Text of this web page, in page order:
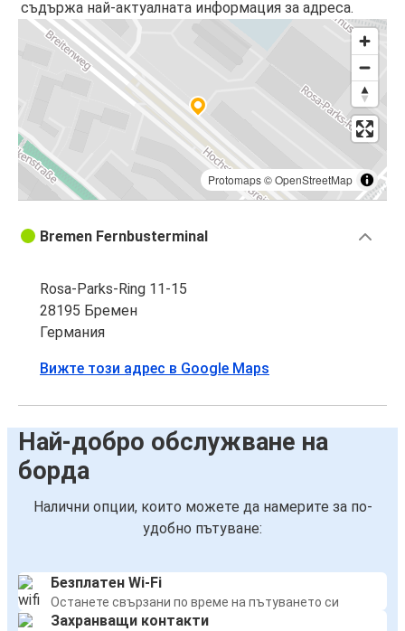
съдържа най-актуалната информация за адреса.
Protomaps©OpenStreetMap
Bremen Fernbusterminal
Rosa-Parks-Ring 11-15
28195 Бремен
Германия
Вижте този адрес в Google Maps
Най-добро обслужване на
борда
Налични опции, които можете да намерите за по-
удобно пътуване:
Безплатен Wi-Fi
Останете свързани по време на пътуването си
Захранващи контакти